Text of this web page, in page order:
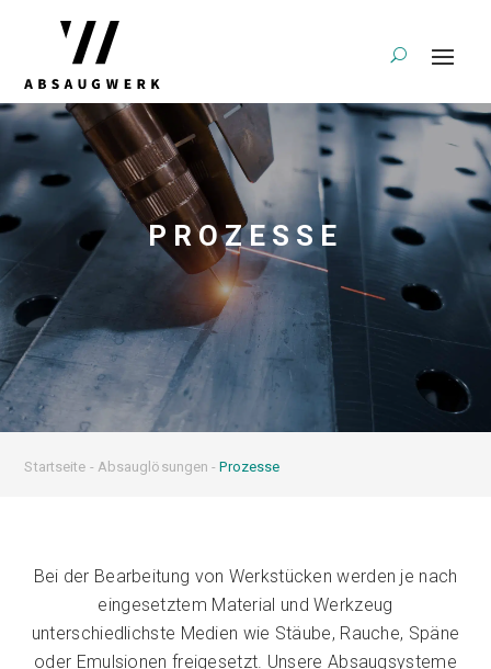
PROZESSE
Startseite - Absauglösungen -Prozesse
Bei der Bearbeitung von Werkstücken werden je nach
eingesetztem Material und Werkzeug
unterschiedlichste Medien wie Stäube, Rauche, Späne
oder Emulsionen freigesetzt. Unsere Absaugsysteme